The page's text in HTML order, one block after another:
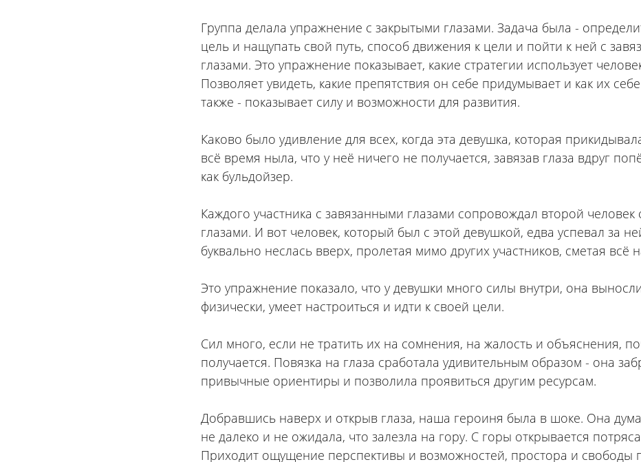
Группа делала упражнение с закрытыми глазами. Задача была -
цель и нащупать свой путь, способ движения к цели и пойти к ней с
глазами. Это упражнение показывает, какие стратегии использует
Позволяет увидеть, какие препятствия он себе придумывает и как их
также - показывает силу и возможности для развития.
Каково было удивление для всех, когда эта девушка, которая
всё время ныла, что у неё ничего не получается, завязав глаза вдруг
как бульдойзер.
Каждого участника с завязанными глазами сопровождал второй человек
глазами. И вот человек, который был с этой девушкой, едва успевал за
буквально неслась вверх, пролетая мимо других участников, сметая всё
Это упражнение показало, что у девушки много силы внутри, она
физически, умеет настроиться и идти к своей цели.
Сил много, если не тратить их на сомнения, на жалость и объяснения,
получается. Повязка на глаза сработала удивительным образом - она
привычные ориентиры и позволила проявиться другим ресурсам.
Добравшись наверх и открыв глаза, наша героиня была в шоке. Она
не далеко и не ожидала, что залезла на гору. С горы открывается
Приходит ощущение перспективы и возможностей, простора и свободы